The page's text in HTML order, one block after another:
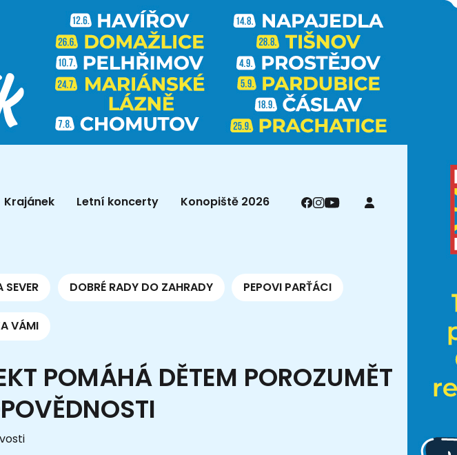
Krajánek Letní koncerty Konopiště 2026
SEVER DOBRÉ RADY DO ZAHRADY PEPOVI PARŤÁCI
VÁMI
POMÁHÁ DĚTEM POROZUMĚT